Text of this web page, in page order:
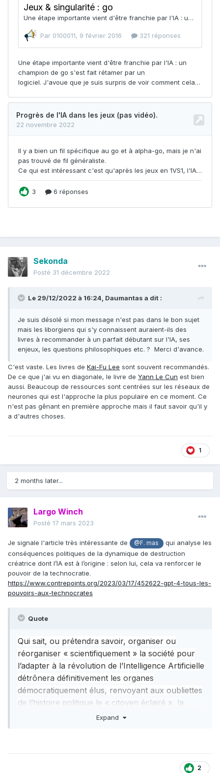
Sekonda
Posté 31 décembre 2022
Le 29/12/2022 à 16:24, Daumantas a dit :
Je suis désolé si mon message n'est pas dans le bon sujet
mais les liborgiens qui s'y connaissent auraient-ils des
livres à recommander à un parfait débutant sur l'IA, ses
enjeux, les questions philosophiques etc. ? Merci d'avance.
C'est vaste. Les livres de Kai-Fu Lee sont souvent recommandés.
De ce que j'ai vu en diagonale, le livre de Yann Le Cun est bien
aussi. Beaucoup de ressources sont centrées sur les réseaux de
neurones qui est l'approche la plus populaire en ce moment. Ce
n'est pas gênant en première approche mais il faut savoir qu'il y
a d'autres choses.
1
2 months later...
Largo Winch
Posté 17 mars 2023
Je signale l'article très intéressante de @F. mas
qui analyse les
conséquences politiques de la dynamique de destruction
créatrice dont l’IA est à l’origine : selon lui, cela va renforcer le
pouvoir de la technocratie.
https://www.contrepoints.org/2023/03/17/452622-gpt-4-tous-les-
pouvoirs-aux-technocrates
Quote
Qui sait, ou prétendra savoir, organiser ou
réorganiser « scientifiquement » la société pour
l’adapter à la révolution de l’Intelligence Artificielle
détrônera définitivement les organes
démocratiquement élus, renvoyant aux oubliettes
de l’histoire politique le « citoyen éclairé », la
participation du peuple à sa propre destinée, la
Expand
2